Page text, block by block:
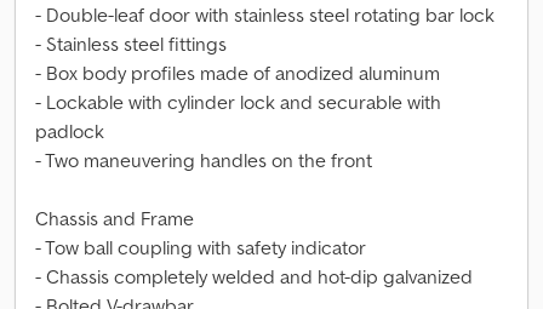
- Double-leaf door with stainless steel rotating bar lock
- Stainless steel fittings
- Box body profiles made of anodized aluminum
- Lockable with cylinder lock and securable with
padlock
- Two maneuvering handles on the front
Chassis and Frame
- Tow ball coupling with safety indicator
- Chassis completely welded and hot-dip galvanized